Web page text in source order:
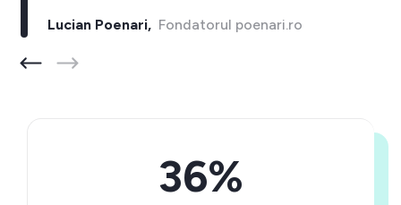
Lucian Poenari,Fondatorul poenari.ro
36%